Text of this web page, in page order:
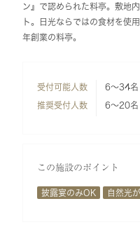
ン』で認められた料亭。敷地
ト。日光ならではの食材を使
年創業の料亭。
受付可能人数 6～34名
推奨受付人数 6～20名
この施設のポイント
披露宴のみOK 自然光